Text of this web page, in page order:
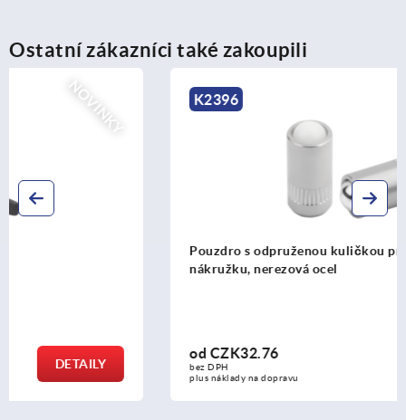
Ostatní zákazníci také zakoupili
NOVINKY
Pouzdro s odpruženou kuličkou pro lisování, bez
od
bez DPH
plus náklady na dopravu